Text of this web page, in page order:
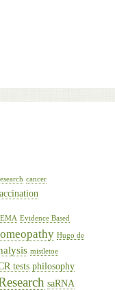
cancer
EMA Evidence Based
Hugo de
mistletoe
tests philosophy
saRNA